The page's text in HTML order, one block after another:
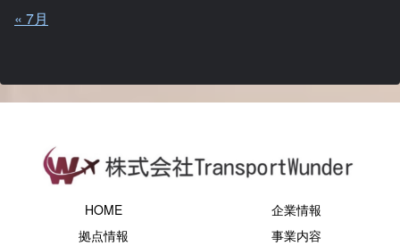
« 7月
HOME
企業情報
拠点情報
事業内容